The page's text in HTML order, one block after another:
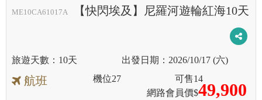
ME10CA61017A 【快閃埃及】尼羅河遊輪紅海10天
10天 2026/10/17 (六)
航班
網路會員價$49,900
機位27 可售14